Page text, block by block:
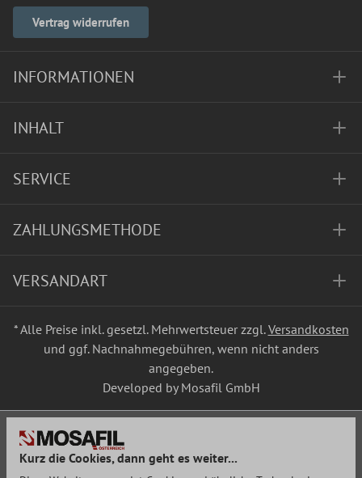
Vertrag widerrufen
INFORMATIONEN
INHALT
SERVICE
ZAHLUNGSMETHODE
VERSANDART
* Alle Preise inkl. gesetzl. Mehrwertsteuer zzgl.Versandkosten
und ggf. Nachnahmegebühren, wenn nicht anders
angegeben.
Developed by Mosafil GmbH
Kurz die Cookies, dann geht es weiter...